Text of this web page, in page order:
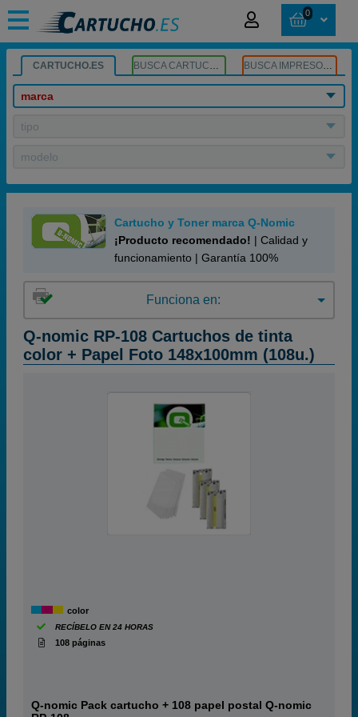
0
CARTUCHO.ES BUSCA CARTUCHOS BUSCA IMPRESORA
marca
tipo
modelo
Cartucho y Toner marca Q-Nomic
¡Producto recomendado! | Calidad y
funcionamiento | Garantía 100%
Funciona en:
Q-nomic RP-108 Cartuchos de tinta
color + Papel Foto 148x100mm (108u.)
color
RECÍBELO EN 24 HORAS
108 páginas
Q-nomic Pack cartucho + 108 papel postal Q-nomic